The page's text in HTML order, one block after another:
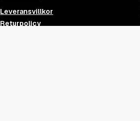
Leveransvillkor
Returpolicy